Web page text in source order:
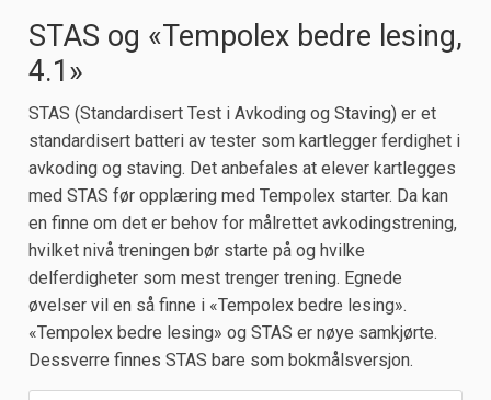
STAS og «Tempolex bedre lesing,
4.1»
STAS (Standardisert Test i Avkoding og Staving) er et
standardisert batteri av tester som kartlegger ferdighet i
avkoding og staving. Det anbefales at elever kartlegges
med STAS før opplæring med Tempolex starter. Da kan
en finne om det er behov for målrettet avkodingstrening,
hvilket nivå treningen bør starte på og hvilke
delferdigheter som mest trenger trening. Egnede
øvelser vil en så finne i «Tempolex bedre lesing».
«Tempolex bedre lesing» og STAS er nøye samkjørte.
Dessverre finnes STAS bare som bokmålsversjon.